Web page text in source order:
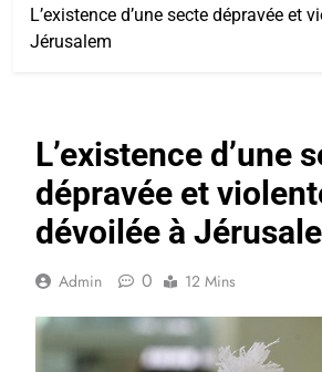
L’existence d’une secte dépravée et
Jérusalem
L’existence d’une
dépravée et
dévoilée à
Admin 0 12 Mins